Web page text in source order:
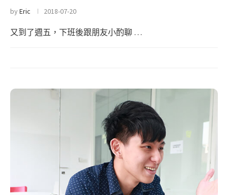
byEric 2018-07-20
又到了週五，下班後跟朋友小酌聊 …